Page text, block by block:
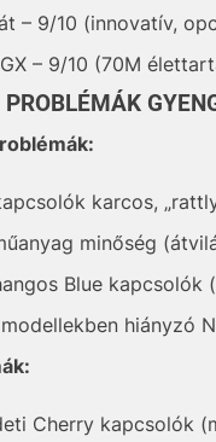
– 9/10 (innovatív,
– 9/10 (70M
PROBLÉMÁK
karcos,
minőség
Blue kapcsolók
hiányzó
Cherry kapcsolók